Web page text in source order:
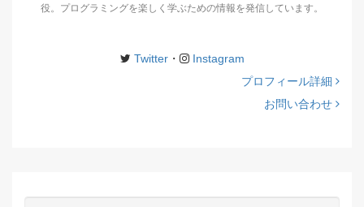
役。プログラミングを楽しく学ぶための情報を発信しています。
Twitter・
Instagram
プロフィール詳細
お問い合わせ